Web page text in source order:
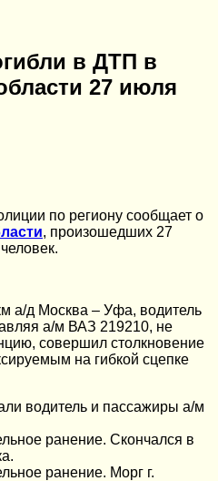
в ДТП в
27 июля
по региону сообщает о
, произошедших 27
а/д Москва – Уфа, водитель
а/м ВАЗ 219210, не
совершил столкновение
на гибкой сцепке
водитель и пассажиры а/м
ранение. Скончался в
ранение. Морг г.